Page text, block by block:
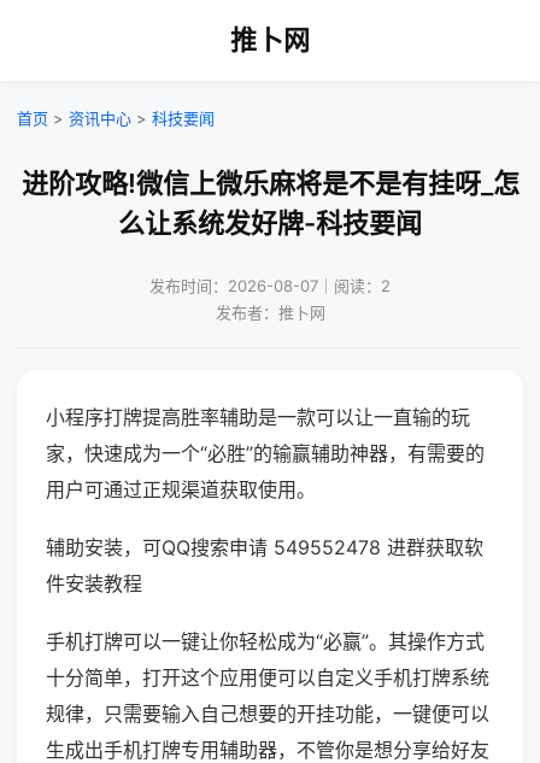
推卜网
首页 > 资讯中心 > 科技要闻
进阶攻略!微信上微乐麻将是不是有挂呀_怎
么让系统发好牌-科技要闻
发布时间：2026-08-07｜阅读：2
发布者：推卜网
小程序打牌提高胜率辅助是一款可以让一直输的玩
家，快速成为一个“必胜”的输赢辅助神器，有需要的
用户可通过正规渠道获取使用。
辅助安装，可QQ搜索申请 549552478 进群获取软
件安装教程
手机打牌可以一键让你轻松成为“必赢”。其操作方式
十分简单，打开这个应用便可以自定义手机打牌系统
规律，只需要输入自己想要的开挂功能，一键便可以
生成出手机打牌专用辅助器，不管你是想分享给好友